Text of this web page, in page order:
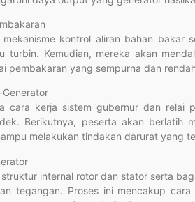
kontrol aliran bahan bakar
turbin. Kemudian, mereka akan
pembakaran yang sempurna dan
Generator
cara kerja sistem gubernur dan relai
Berikutnya, peserta akan berlatih
melakukan tindakan darurat yang
internal rotor dan stator serta
tegangan. Proses ini mencakup